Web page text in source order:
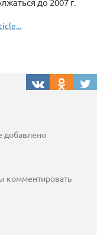
добавлено
комментировать